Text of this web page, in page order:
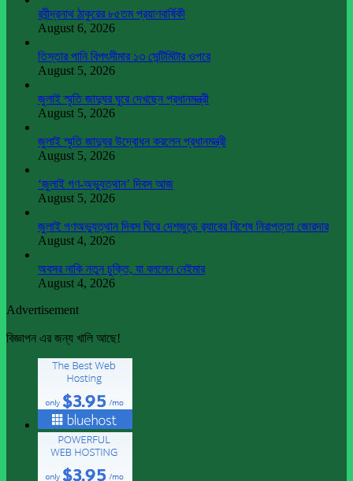
রবীন্দ্রনাথ ঠাকুরের ৮৫তম প্রয়াণবার্ষিকী
August 6, 2026
তিস্তার পানি বিপৎসীমার ১৩ সেন্টিমিটার ওপরে
August 5, 2026
জুলাই স্মৃতি জাদুঘর ঘুরে দেখছেন প্রধানমন্ত্রী
August 5, 2026
জুলাই স্মৃতি জাদুঘর উদ্বোধন করলেন প্রধানমন্ত্রী
August 5, 2026
‘জুলাই গণ-অভ্যুত্থান’ দিবস আজ
August 5, 2026
জুলাই গণঅভ্যুত্থান দিবস ঘিরে দেশজুড়ে র‌্যাবের বিশেষ নিরাপত্তা জোরদার
August 4, 2026
অবসর নাকি নতুন চুক্তি, যা বললেন নেইমার
August 4, 2026
Advertisement
বিজ্ঞাপন এর জন্য খালি আছে!